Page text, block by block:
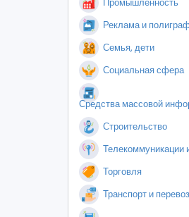
Реклама и
Семья, дети
Социальная сфера
Средства массовой
Строительство
Телекоммуникации
Торговля
Транспорт и